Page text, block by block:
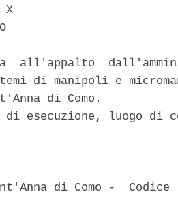
X
all'appalto
di manipoli e
di Como.
esecuzione, luogo di
di Como -  Codice